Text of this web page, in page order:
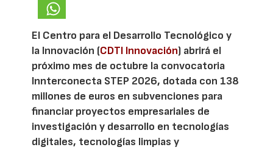
El Centro para el Desarrollo Tecnológico y
la Innovación (CDTI Innovación) abrirá el
próximo mes de octubre la convocatoria
Innterconecta STEP 2026, dotada con 138
millones de euros en subvenciones para
financiar proyectos empresariales de
investigación y desarrollo en tecnologías
digitales, tecnologías limpias y